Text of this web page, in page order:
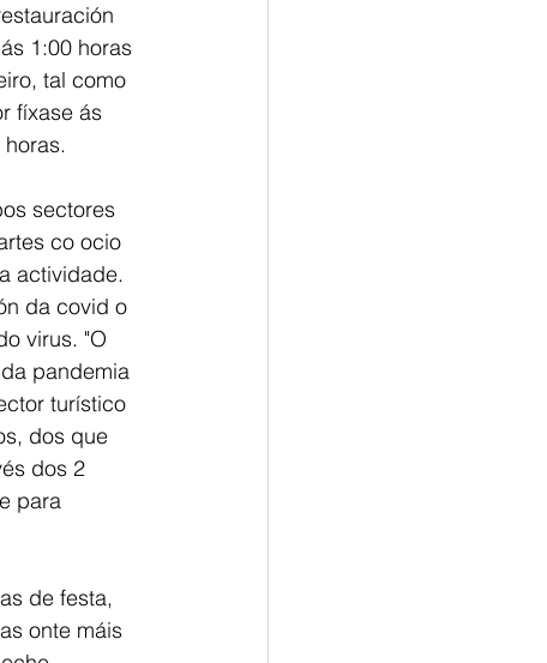
1:00 horas
tal como
fíxase ás
sectores
co ocio
actividade.
da covid o
virus. "O
pandemia
turístico
dos que
dos 2
para
de festa,
onte máis